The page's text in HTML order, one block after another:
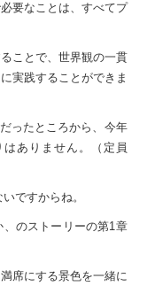
必要なことは、すべてプ
ことで、 世界観の一貫
実践することができま
ったところから、 今年
ありません。
（定員
ですからね。
、のストーリーの第1章
席にする景色を一緒に